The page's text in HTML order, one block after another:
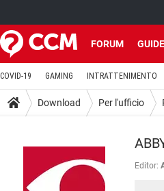
FORUM GUIDE
COVID-19 GAMING INTRATTENIMENTO
Download Per l'ufficio
Editor: